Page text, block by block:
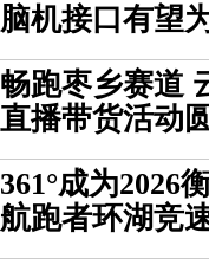
脑机接口有望
畅跑枣乡赛道
直播带货活动
361°成为2026
航跑者环湖竞